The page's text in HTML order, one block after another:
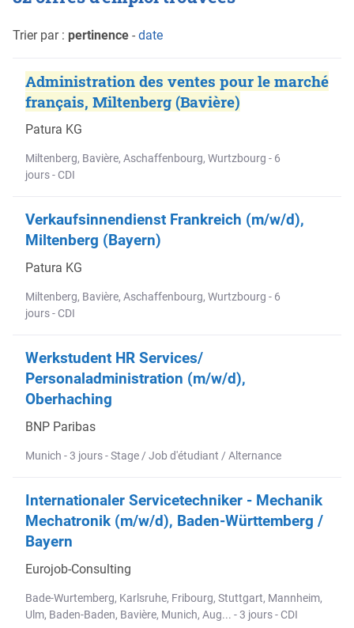
Trier par : pertinence - date
Administration des ventes pour le marché
français, Miltenberg (Bavière)
Patura KG
Miltenberg, Bavière, Aschaffenbourg, Wurtzbourg - 6
jours - CDI
Verkaufsinnendienst Frankreich (m/w/d),
Miltenberg (Bayern)
Patura KG
Miltenberg, Bavière, Aschaffenbourg, Wurtzbourg - 6
jours - CDI
Werkstudent HR Services/
Personaladministration (m/w/d),
Oberhaching
BNP Paribas
Munich - 3 jours - Stage / Job d'étudiant / Alternance
Internationaler Servicetechniker - Mechanik
Mechatronik (m/w/d), Baden-Württemberg /
Bayern
Eurojob-Consulting
Bade-Wurtemberg, Karlsruhe, Fribourg, Stuttgart, Mannheim,
Ulm, Baden-Baden, Bavière, Munich, Aug... - 3 jours - CDI